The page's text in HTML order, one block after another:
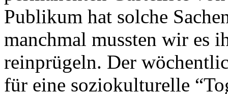
Publikum hat solche
manchmal mussten wir es
reinprügeln. Der
für eine soziokulturelle